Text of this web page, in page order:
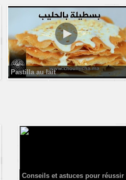
Pastilla au lait
Conseils et astuces pour réussir